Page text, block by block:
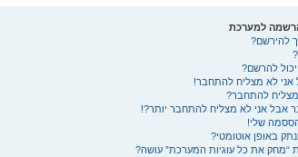
למערכת
להירשם?
להרשם?
אני לא מצליח להתחבר!
להתחבר?
אבל אני לא מצליח להתחבר יותר?!
שלי!
באופן אוטומטי?
“מחק את כל עוגיות המערכת” עושה?